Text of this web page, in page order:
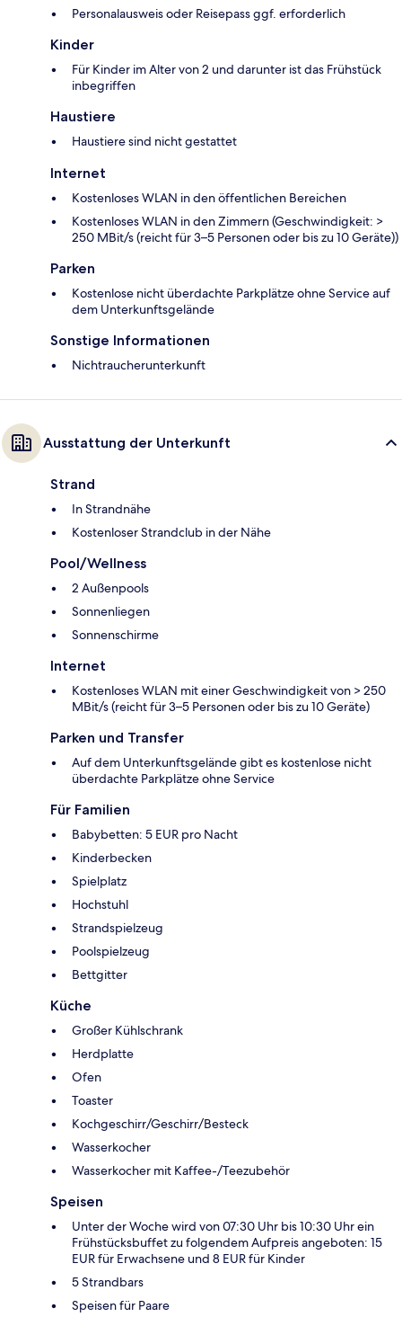
Personalausweis oder Reisepass ggf. erforderlich
Kinder
Für Kinder im Alter von 2 und darunter ist das Frühstück
inbegriffen
Haustiere
Haustiere sind nicht gestattet
Internet
Kostenloses WLAN in den öffentlichen Bereichen
Kostenloses WLAN in den Zimmern (Geschwindigkeit: >
250 MBit/s (reicht für 3–5 Personen oder bis zu 10 Geräte))
Parken
Kostenlose nicht überdachte Parkplätze ohne Service auf
dem Unterkunftsgelände
Sonstige Informationen
Nichtraucherunterkunft
Ausstattung der Unterkunft
Strand
In Strandnähe
Kostenloser Strandclub in der Nähe
Pool/Wellness
2 Außenpools
Sonnenliegen
Sonnenschirme
Internet
Kostenloses WLAN mit einer Geschwindigkeit von > 250
MBit/s (reicht für 3–5 Personen oder bis zu 10 Geräte)
Parken und Transfer
Auf dem Unterkunftsgelände gibt es kostenlose nicht
überdachte Parkplätze ohne Service
Für Familien
Babybetten: 5 EUR pro Nacht
Kinderbecken
Spielplatz
Hochstuhl
Strandspielzeug
Poolspielzeug
Bettgitter
Küche
Großer Kühlschrank
Herdplatte
Ofen
Toaster
Kochgeschirr/Geschirr/Besteck
Wasserkocher
Wasserkocher mit Kaffee-/Teezubehör
Speisen
Unter der Woche wird von 07:30 Uhr bis 10:30 Uhr ein
Frühstücksbuffet zu folgendem Aufpreis angeboten: 15
EUR für Erwachsene und 8 EUR für Kinder
5 Strandbars
Speisen für Paare